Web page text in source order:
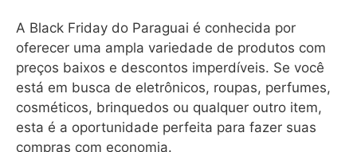
A Black Friday do Paraguai é conhecida por
oferecer uma ampla variedade de produtos com
preços baixos e descontos imperdíveis. Se você
está em busca de eletrônicos, roupas, perfumes,
cosméticos, brinquedos ou qualquer outro item,
esta é a oportunidade perfeita para fazer suas
compras com economia.